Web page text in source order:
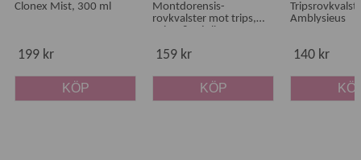
Clonex Mist, 300 ml
199 kr
KÖP
Montdorensis-
rovkvalster mot trips,
159 kr
KÖP
Amblysieus
140 kr